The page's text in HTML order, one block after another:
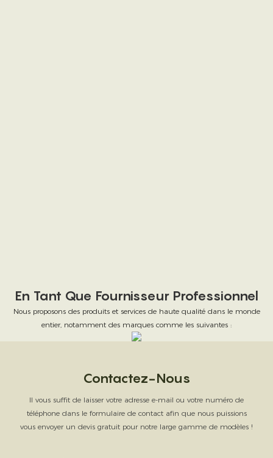
En Tant Que Fournisseur Professionnel
Nous proposons des produits et services de haute qualité dans le monde
entier, notamment des marques comme les suivantes :
Contactez-Nous
Il vous suffit de laisser votre adresse e-mail ou votre numéro de
téléphone dans le formulaire de contact afin que nous puissions
vous envoyer un devis gratuit pour notre large gamme de modèles !